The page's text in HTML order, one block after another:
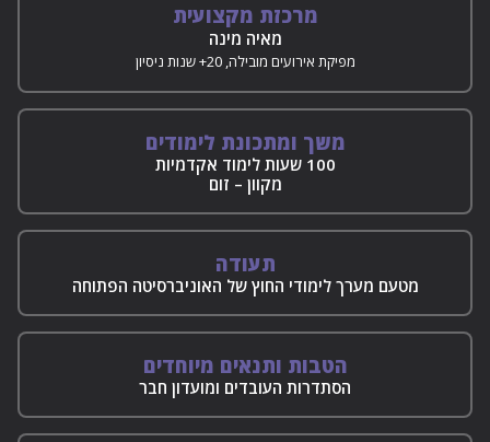
מרכזת מקצועית
מאיה מינה
מפיקת אירועים מובילה, 20+ שנות ניסיון
משך ומתכונת לימודים
100 שעות לימוד אקדמיות
מקוון – זום
תעודה
מטעם מערך לימודי החוץ של האוניברסיטה הפתוחה
הטבות ותנאים מיוחדים
הסתדרות העובדים ומועדון חבר